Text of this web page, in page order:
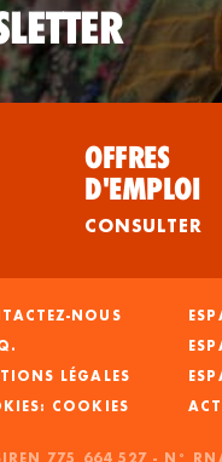
OFFRES
D'EMPLOI
CONSULTER
NOUS
LÉGALES
COOKIES
775 664 527 - N°